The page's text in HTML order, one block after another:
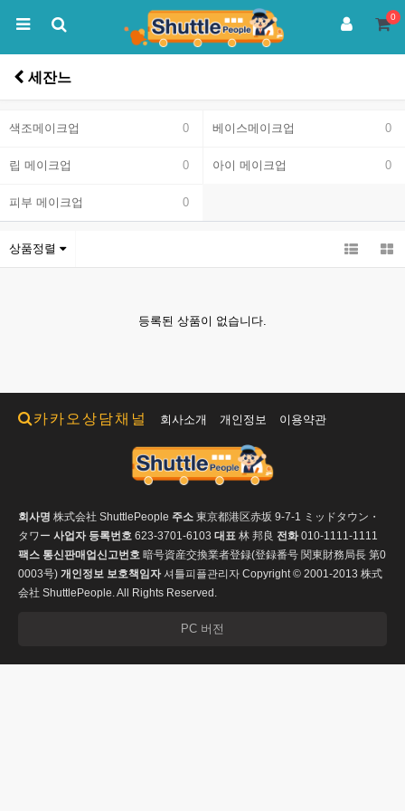
0
세잔느
색조메이크업 0 베이스메이크업 0
립 메이크업 0 아이 메이크업 0
피부 메이크업 0
상품정렬
등록된 상품이 없습니다.
카카오상담채널 회사소개 개인정보 이용약관
회사명 株式会社 ShuttlePeople 주소 東京都港区赤坂 9-7-1 ミッドタウン・
タワー 사업자 등록번호 623-3701-6103 대표 林 邦良 전화010-1111-1111
팩스 통신판매업신고번호 暗号資産交換業者登録(登録番号 関東財務局長 第0
0003号) 개인정보 보호책임자셔틀피플관리자 Copyright © 2001-2013 株式
会社 ShuttlePeople. All Rights Reserved.
PC 버전